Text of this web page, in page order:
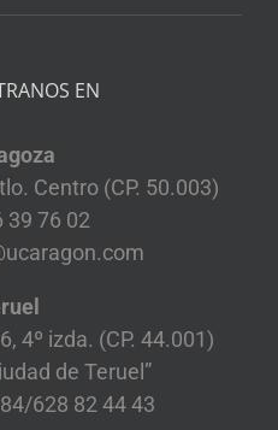
EN
Centro (CP. 50.003)
39 76 02
4º izda. (CP. 44.001)
de Teruel”
628 82 44 43